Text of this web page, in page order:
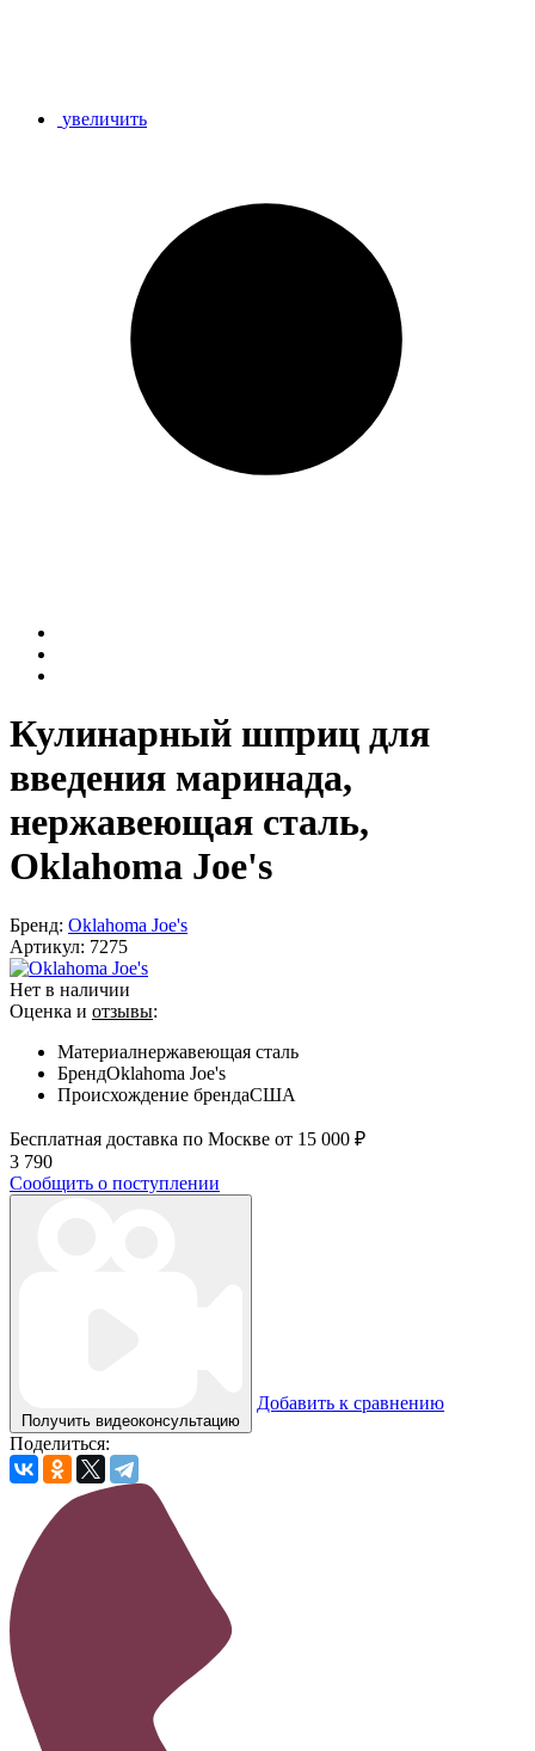
увеличить
Кулинарный шприц для
введения маринада,
нержавеющая сталь,
Oklahoma Joe's
Бренд: Oklahoma Joe's
Артикул: 7275
Нет в наличии
Оценка и отзывы:
Материалнержавеющая сталь
БрендOklahoma Joe's
Происхождение брендаСША
Бесплатная доставка по Москве от 15 000 ₽
3 790
Сообщить о поступлении
Получить видеоконсультацию
Добавить к сравнению
Поделиться: